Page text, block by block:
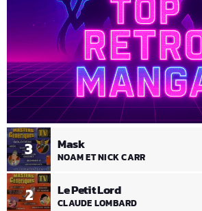
2 Le Petit Lord
CLAUDE LOMBARD
3 Mask
NOAM ET NICK CARR